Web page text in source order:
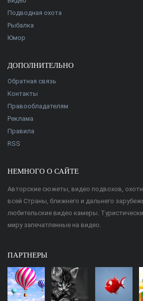
Подводная охота
Рыбалка
Юмор
ДОПОЛНИТЕЛЬНО
Обратная связь
Контакты
Правообладателям
Реклама
Правила
RSS
НЕМНОГО О САЙТЕ
Авторские сюжеты, видео подвохов,
всей Страны, ближнего и дальнего
любительские видео камеры.
миру запечатленные на видео.
ПАРТНЕРЫ